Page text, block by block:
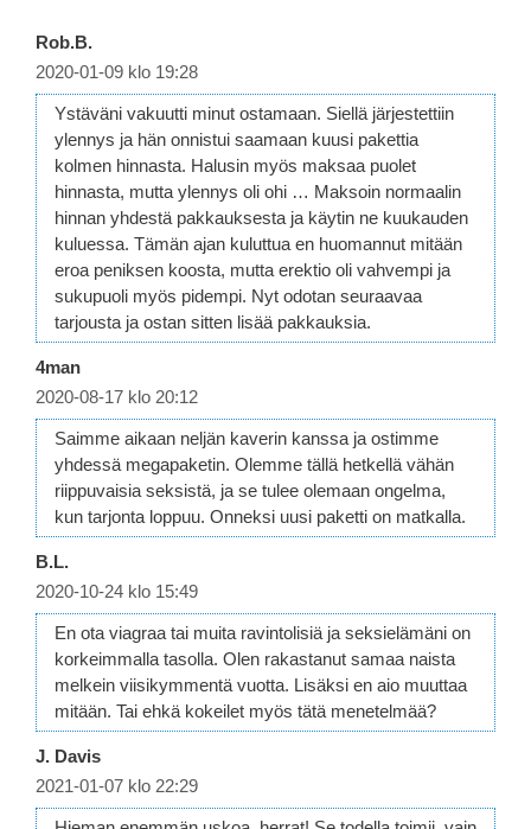
Rob.B.
2020-01-09 klo 19:28
Ystäväni vakuutti minut ostamaan. Siellä järjestettiin
ylennys ja hän onnistui saamaan kuusi pakettia
kolmen hinnasta. Halusin myös maksaa puolet
hinnasta, mutta ylennys oli ohi … Maksoin normaalin
hinnan yhdestä pakkauksesta ja käytin ne kuukauden
kuluessa. Tämän ajan kuluttua en huomannut mitään
eroa peniksen koosta, mutta erektio oli vahvempi ja
sukupuoli myös pidempi. Nyt odotan seuraavaa
tarjousta ja ostan sitten lisää pakkauksia.
4man
2020-08-17 klo 20:12
Saimme aikaan neljän kaverin kanssa ja ostimme
yhdessä megapaketin. Olemme tällä hetkellä vähän
riippuvaisia seksistä, ja se tulee olemaan ongelma,
kun tarjonta loppuu. Onneksi uusi paketti on matkalla.
B.L.
2020-10-24 klo 15:49
En ota viagraa tai muita ravintolisiä ja seksielämäni on
korkeimmalla tasolla. Olen rakastanut samaa naista
melkein viisikymmentä vuotta. Lisäksi en aio muuttaa
mitään. Tai ehkä kokeilet myös tätä menetelmää?
J. Davis
2021-01-07 klo 22:29